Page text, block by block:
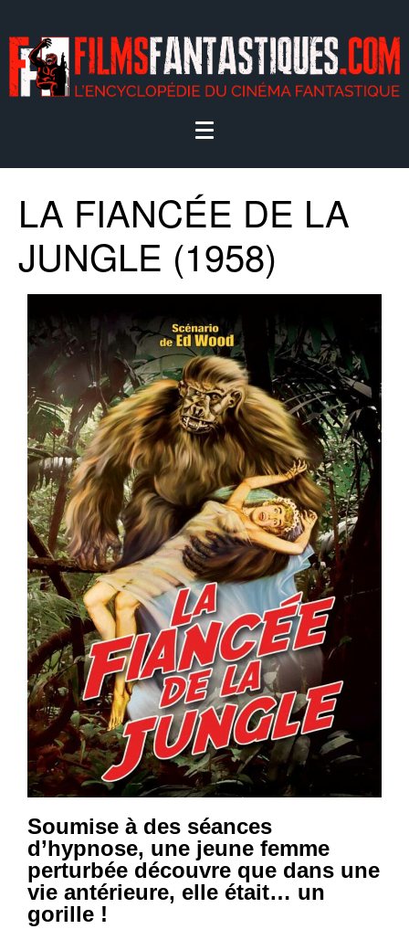
LA FIANCÉE DE LA
JUNGLE (1958)
Soumise à des séances
d’hypnose, une jeune femme
perturbée découvre que dans une
vie antérieure, elle était… un
gorille !